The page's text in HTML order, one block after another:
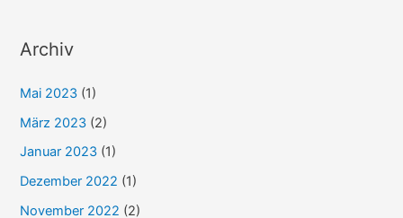
h
n
n
a
c
Archiv
Mai 2023 (1)
März 2023 (2)
Januar 2023 (1)
Dezember 2022 (1)
November 2022 (2)